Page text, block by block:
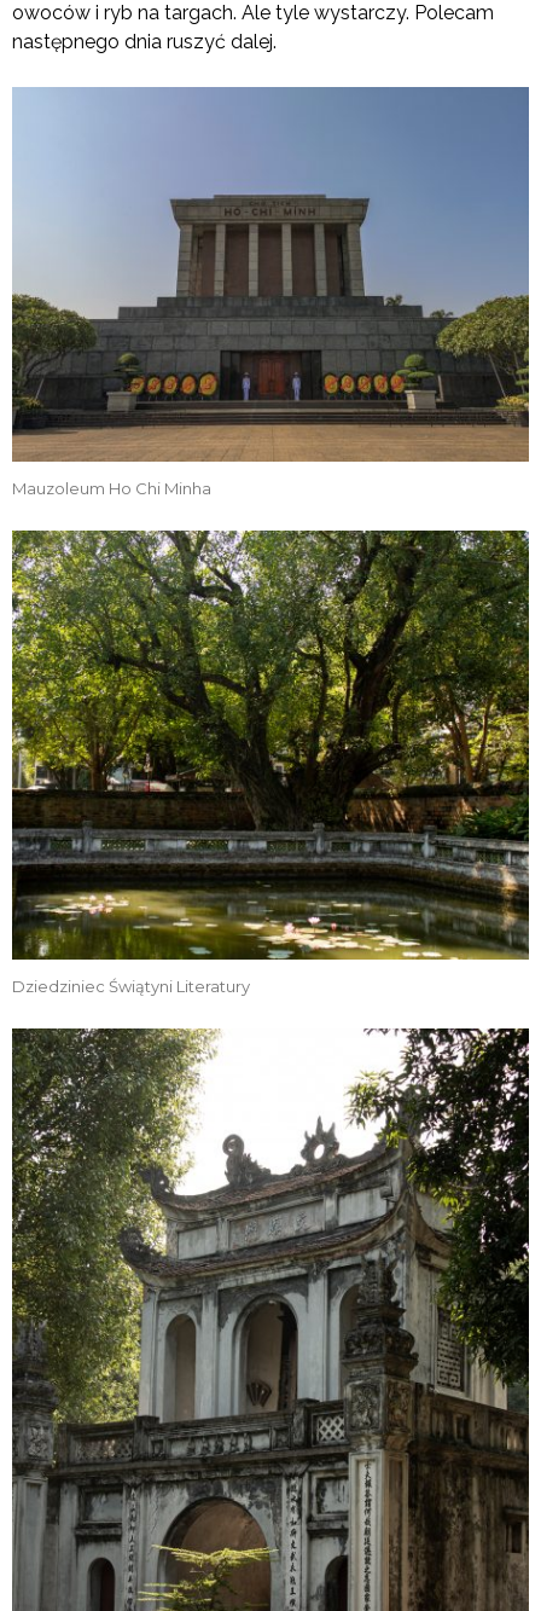
owoców i ryb na targach. Ale tyle wystarczy. Polecam
następnego dnia ruszyć dalej.
Mauzoleum Ho Chi Minha
Dziedziniec Świątyni Literatury